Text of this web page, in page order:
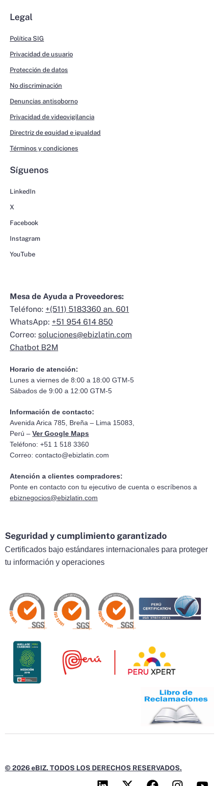
Legal
Política SIG
Privacidad de usuario
Protección de datos
No discriminación
Denuncias antisoborno
Privacidad de videovigilancia
Directriz de equidad e igualdad
Términos y condiciones
Síguenos
LinkedIn
X
Facebook
Instagram
YouTube
Mesa de Ayuda a Proveedores:
Teléfono: +(511) 5183360 an. 601
WhatsApp: +51 954 614 850
Correo: soluciones@ebizlatin.com
Chatbot B2M
Horario de atención:
Lunes a viernes de 8:00 a 18:00 GTM-5
Sábados de 9:00 a 12:00 GTM-5
Información de contacto:
Avenida Arica 785, Breña – Lima 15083,
Perú – Ver Google Maps
Teléfono: +51 1 518 3360
Correo: contacto@ebizlatin.com
Atención a clientes compradores:
Ponte en contacto con tu ejecutivo de cuenta o escríbenos a
ebiznegocios@ebizlatin.com
Seguridad y cumplimiento garantizado
Certificados bajo estándares internacionales para proteger
tu información y operaciones
© 2026 eBIZ. TODOS LOS DERECHOS RESERVADOS.
L
X
F
I
Y